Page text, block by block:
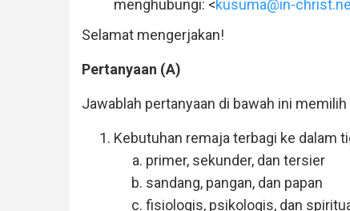
menghubungi: <kusuma@in-
Selamat mengerjakan!
Pertanyaan (A)
Jawablah pertanyaan di bawah ini
Kebutuhan remaja terbagi ke dalam
primer, sekunder, dan tersier
sandang, pangan, dan papan
fisiologis, psikologis, dan